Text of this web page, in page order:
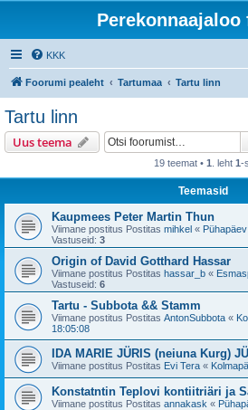
Perekonnaajaloo
KKK
Foorumi pealeht Tartumaa Tartu linn
Tartu linn
Uus teema
19 teemat • 1 . leht 1-
Teemasid
Kaupmees Peter Martin Thun
Viimane postitus Postitas mihkel «
Vastuseid: 3
Origin of David Gotthard Hassar
Viimane postitus Postitas hassar_b «
Vastuseid: 6
Tartu - Subbota && Stamm
Viimane postitus Postitas AntonSubbota «
18:05:08
IDA MARIE JÜRIS (neiuna Kurg)
Viimane postitus Postitas Evi Tera «
Konstatntin Teplovi kontiitriäri ja
Viimane postitus Postitas annakask «